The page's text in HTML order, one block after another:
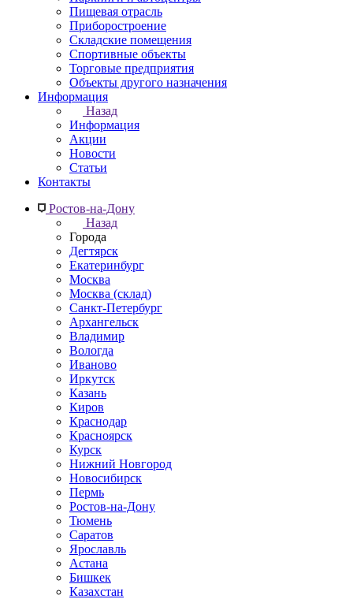
Пищевая отрасль
Приборостроение
Складские помещения
Спортивные объекты
Торговые предприятия
Объекты другого назначения
Информация
Назад
Информация
Акции
Новости
Статьи
Контакты
Ростов-на-Дону
Назад
Города
Дегтярск
Екатеринбург
Москва
Москва (склад)
Санкт-Петербург
Архангельск
Владимир
Вологда
Иваново
Иркутск
Казань
Киров
Краснодар
Красноярск
Курск
Нижний Новгород
Новосибирск
Пермь
Ростов-на-Дону
Тюмень
Саратов
Ярославль
Астана
Бишкек
Казахстан